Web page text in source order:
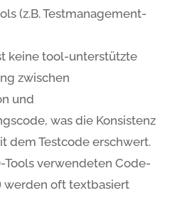
(z.B. Testmanagement-
keine tool-unterstützte
zwischen
und
was die Konsistenz
dem Testcode erschwert.
Tools verwendeten Code-
werden oft textbasiert